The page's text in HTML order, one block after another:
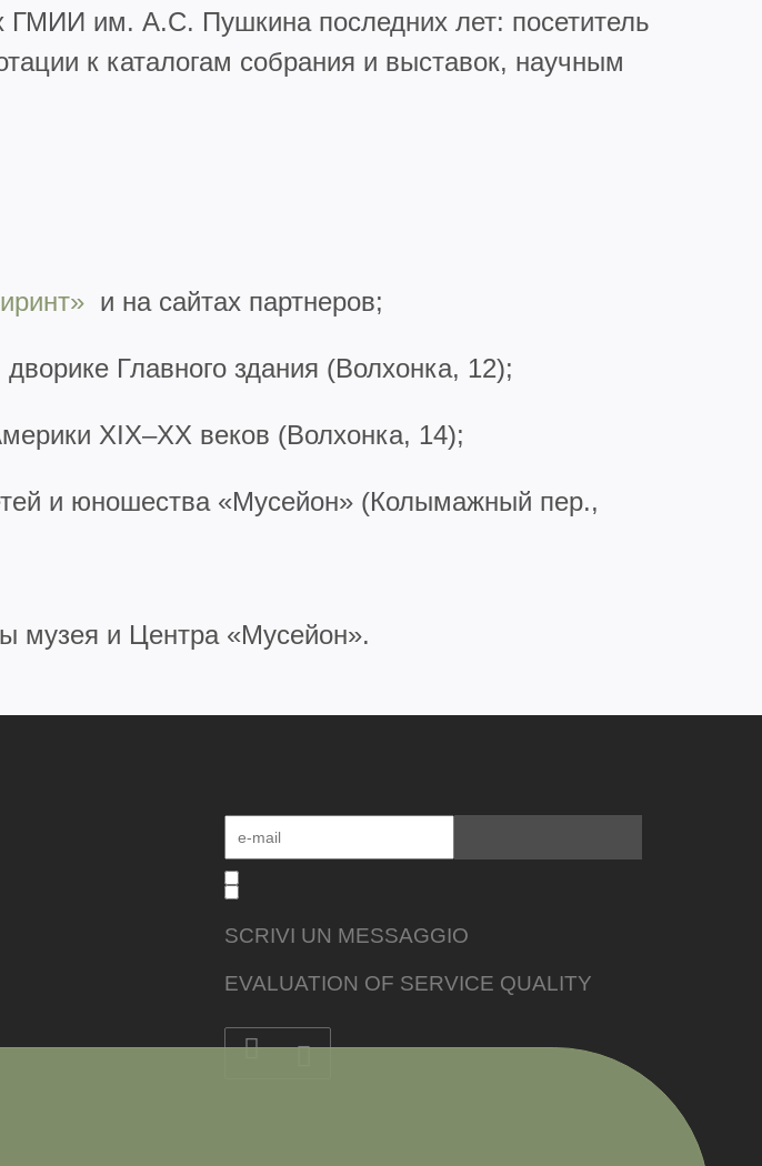
ГМИИ им. А.С. Пушкина последних лет: посетитель
к каталогам собрания и выставок, научным
и на сайтах партнеров;
Главного здания (Волхонка, 12);
XIX–XX веков (Волхонка, 14);
и юношества «Мусейон» (Колымажный пер.,
музея и Центра «Мусейон».
SCRIVI UN MESSAGGIO
EVALUATION OF SERVICE QUALITY